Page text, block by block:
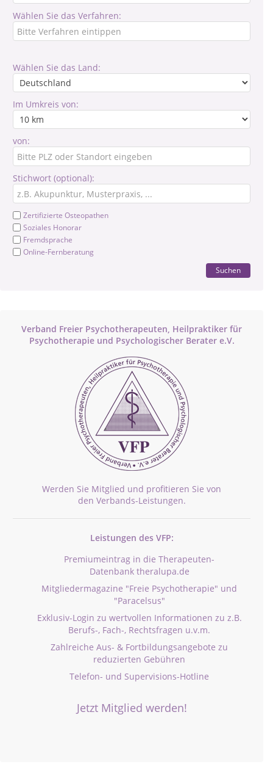
Wählen Sie das Verfahren:
Wählen Sie das Land:
Im Umkreis von:
von:
Stichwort (optional):
Zertifizierte Osteopathen
Soziales Honorar
Fremdsprache
Online-Fernberatung
Suchen
Verband Freier Psychotherapeuten, Heilpraktiker für
Psychotherapie und Psychologischer Berater e.V.
Werden Sie Mitglied und profitieren Sie von
den Verbands-Leistungen.
Leistungen des VFP:
Premiumeintrag in die Therapeuten-
Datenbank theralupa.de
Mitgliedermagazine "Freie Psychotherapie" und
"Paracelsus"
Exklusiv-Login zu wertvollen Informationen zu z.B.
Berufs-, Fach-, Rechtsfragen u.v.m.
Zahlreiche Aus- & Fortbildungsangebote zu
reduzierten Gebühren
Telefon- und Supervisions-Hotline
Jetzt Mitglied werden!